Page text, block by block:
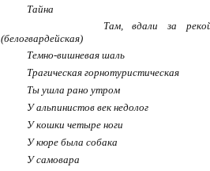
Тайна
Там, вдали за
(белогвардейская)
Темно-вишневая шаль
Трагическая горнотуристическая
Ты ушла рано утром
У альпинистов век недолог
У кошки четыре ноги
У кюре была собака
У самовара